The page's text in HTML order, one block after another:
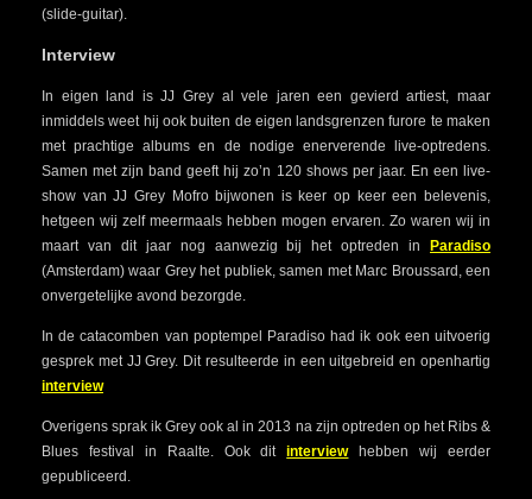
(slide-guitar).
Interview
In eigen land is JJ Grey al vele jaren een gevierd artiest, maar
inmiddels weet hij ook buiten de eigen landsgrenzen furore te maken
met prachtige albums en de nodige enerverende live-optredens.
Samen met zijn band geeft hij zo’n 120 shows per jaar. En een live-
show van JJ Grey Mofro bijwonen is keer op keer een belevenis,
hetgeen wij zelf meermaals hebben mogen ervaren. Zo waren wij in
maart van dit jaar nog aanwezig bij het optreden in
Paradiso
(Amsterdam) waar Grey het publiek, samen met Marc Broussard, een
onvergetelijke avond bezorgde.
In de catacomben van poptempel Paradiso had ik ook een uitvoerig
gesprek met JJ Grey. Dit resulteerde in een uitgebreid en openhartig
interview
Overigens sprak ik Grey ook al in 2013 na zijn optreden op het Ribs &
Blues festival in Raalte. Ook ditinterviewhebben wij eerder
gepubliceerd.